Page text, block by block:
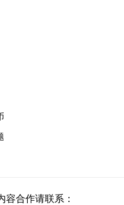
容合作请联系：